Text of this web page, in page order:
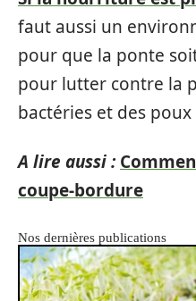
faut aussi un
pour que la ponte
pour lutter contre la
bactéries et des
A lire aussi :
coupe-bordure
Nos dernières publications